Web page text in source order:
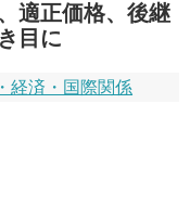
適正価格、後継
目に
経済・国際関係